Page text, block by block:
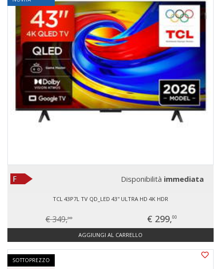
Disponibilità immediata
TCL 43P7L TV QD_LED 43'' ULTRA HD 4K HDR
€ 349,00 € 299,00
AGGIUNGI AL CARRELLO
SOTTOPREZZO